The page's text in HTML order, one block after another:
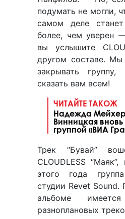
подумать не могли,
самом деле
более, чем уверен
вы услышите
другом составе. Мы
закрывать
сказать вам всем!
ЧИТАЙТЕ ТАКОЖ
Надежда
Винницкая
группой «ВИА
Трек “Бувай”
CLOUDLESS
этого года
студии Revet
альбоме
разноплановых